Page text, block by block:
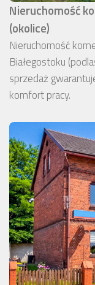
Nieruchomość
(okolice)
Nieruchomość
Białegostoku
sprzedaż
komfort pracy.